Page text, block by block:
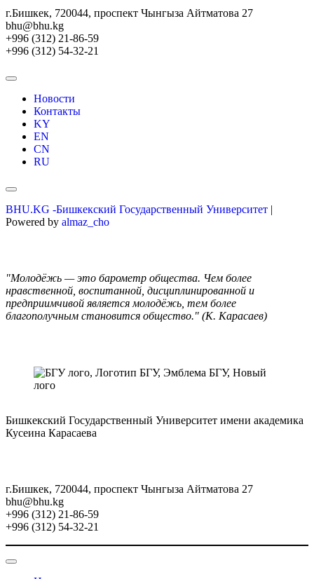
г.Бишкек, 720044, проспект Чынгыза Айтматова 27
bhu@bhu.kg
+996 (312) 21-86-59
+996 (312) 54-32-21
Новости
Контакты
KY
EN
CN
RU
BHU.KG -Бишкекский Государственный Университет |
Powered by almaz_cho
"Молодёжь — это барометр общества. Чем более
нравственной, воспитанной, дисциплинированной и
предприимчивой является молодёжь, тем более
благополучным становится общество." (К. Карасаев)
Бишкекский Государственный Университет имени академика
Кусеина Карасаева
г.Бишкек, 720044, проспект Чынгыза Айтматова 27
bhu@bhu.kg
+996 (312) 21-86-59
+996 (312) 54-32-21